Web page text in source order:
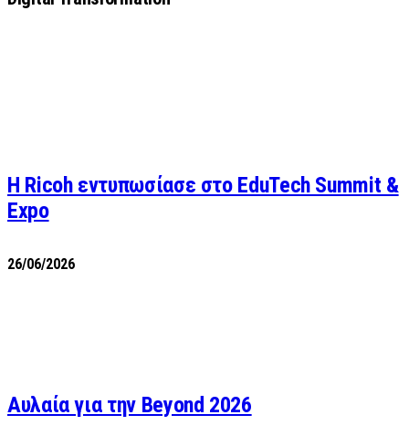
Η Ricoh εντυπωσίασε στο EduTech Summit &
Expo
26/06/2026
Αυλαία για την Beyond 2026